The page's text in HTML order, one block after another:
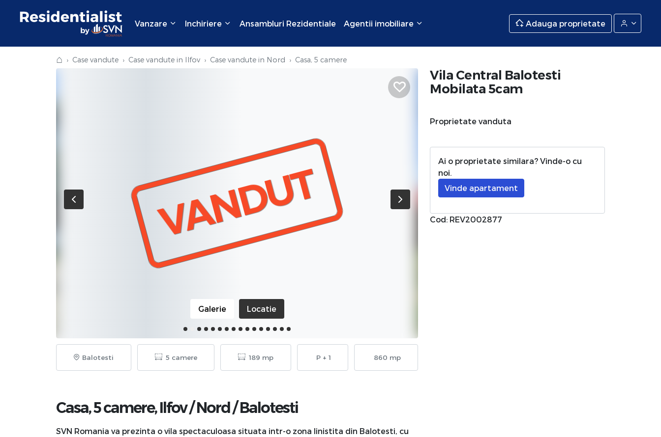
Vanzare Inchiriere Ansambluri Rezidentiale Agentii imobiliare Adauga proprietate
⌂ Case vandute Case vandute in Ilfov Case vandute in Nord Casa, 5 camere
VANDUT
Galerie Locatie
Balotesti 5 camere 189 mp P + 1 860 mp
Casa, 5 camere,Ilfov/Nord/Balotesti
SVN Romania va prezinta o vila spectaculoasa situata intr-o zona linistita din Balotesti, cu
Vila Central Balotesti
Mobilata 5cam
Proprietate vanduta
Ai o proprietate similara? Vinde-o cu
noi.
Vinde apartament
Cod: REV2002877